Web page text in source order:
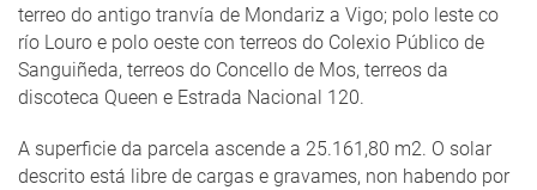
terreo do antigo tranvía de Mondariz a Vigo; polo leste co
río Louro e polo oeste con terreos do Colexio Público de
Sanguiñeda, terreos do Concello de Mos, terreos da
discoteca Queen e Estrada Nacional 120.
A superficie da parcela ascende a 25.161,80 m2. O solar
descrito está libre de cargas e gravames, non habendo por